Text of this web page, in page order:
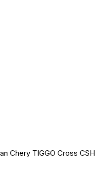
Chery TIGGO Cross